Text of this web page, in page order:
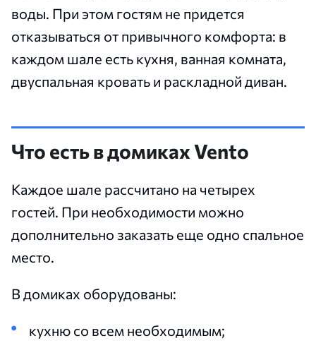
воды. При этом гостям не придется
отказываться от привычного комфорта: в
каждом шале есть кухня, ванная комната,
двуспальная кровать и раскладной диван.
Что есть в домиках Vento
Каждое шале рассчитано на четырех
гостей. При необходимости можно
дополнительно заказать еще одно спальное
место.
В домиках оборудованы:
кухню со всем необходимым;